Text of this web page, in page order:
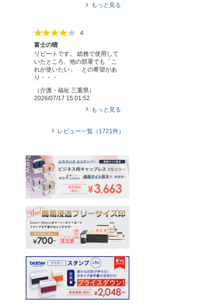
もっと見る
4
富士の晴
リピートです。 総務で使用して
いたところ、他の部署でも「こ
れが使いたい」 との希望があ
り・・・
（介護・福祉 三重県 ）
2026/07/17 15:01:52
もっと見る
レビュー一覧（ 1721 件）